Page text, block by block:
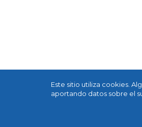
Este sitio utiliza cookies.
aportando datos sobre el